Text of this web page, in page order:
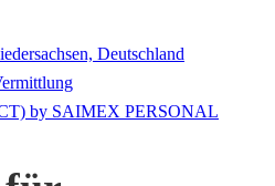
Deutschland